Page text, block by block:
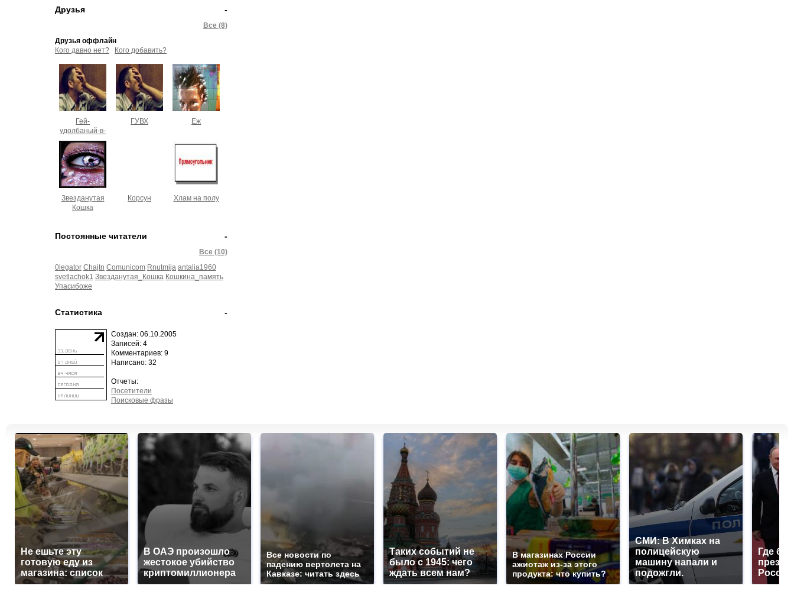
-
Друзья
Все (8)
Друзья оффлайн
Кого давно нет?
Кого добавить?
Гей-
удолбаный-в-
хлам
ГУВХ Еж
Звезданутая
Кошка
Корсун Хлам на полу
-
Постоянные читатели
Все (10)
0legator Chajtn Comunicom Rnutmija antalia1960
svetlachok1 Звезданутая_Кошка Кошкина_память
Упасибоже
-
Статистика
Создан: 06.10.2005
Записей: 4
Комментариев: 9
Написано: 32
Отчеты:
Посетители
Поисковые фразы
Не ешьте эту
готовую еду из
магазина: список
В ОАЭ произошло
жестокое убийство
криптомиллионера
Все новости по
падению вертолета на
Кавказе: читать здесь
Таких событий не
было с 1945: чего
ждать всем нам?
В магазинах России
ажиотаж из-за этого
продукта: что купить?
СМИ: В Химках на
полицейскую
машину напали и
подожгли.
Где